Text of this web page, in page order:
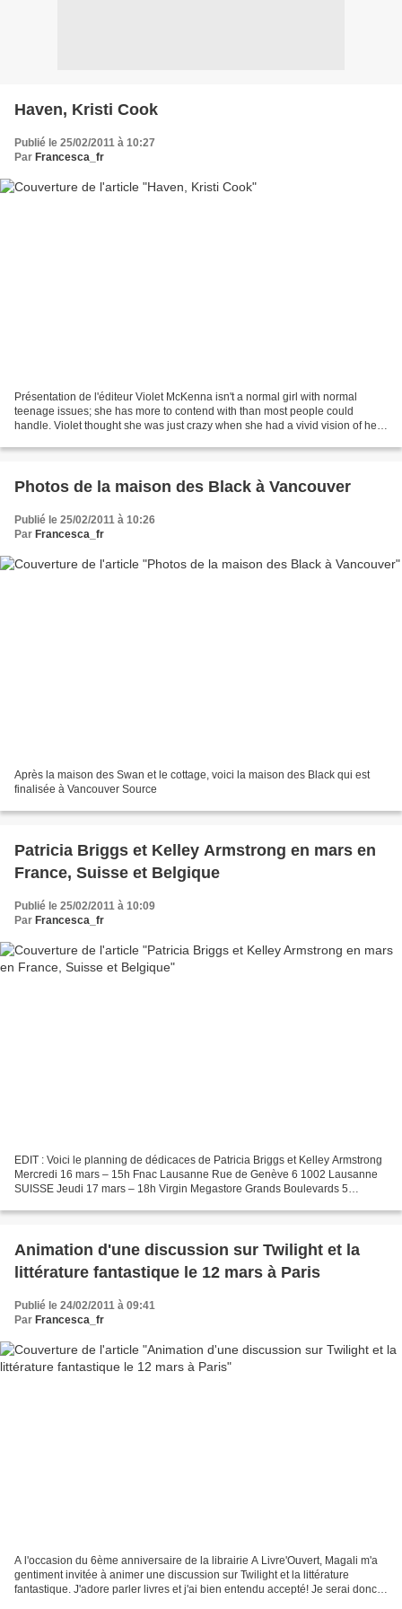
Haven, Kristi Cook
Publié le 25/02/2011 à 10:27
Par Francesca_fr
Présentation de l'éditeur Violet McKenna isn't a normal girl with normal
teenage issues; she has more to contend with than most people could
handle. Violet thought she was just crazy when she had a vivid vision of her
Photos de la maison des Black à Vancouver
Publié le 25/02/2011 à 10:26
Par Francesca_fr
Après la maison des Swan et le cottage, voici la maison des Black qui est
finalisée à Vancouver Source
Patricia Briggs et Kelley Armstrong en mars en
France, Suisse et Belgique
Publié le 25/02/2011 à 10:09
Par Francesca_fr
EDIT : Voici le planning de dédicaces de Patricia Briggs et Kelley Armstrong
Mercredi 16 mars – 15h Fnac Lausanne Rue de Genève 6 1002 Lausanne
SUISSE Jeudi 17 mars – 18h Virgin Megastore Grands Boulevards 5
Animation d'une discussion sur Twilight et la
littérature fantastique le 12 mars à Paris
Publié le 24/02/2011 à 09:41
Par Francesca_fr
A l'occasion du 6ème anniversaire de la librairie A Livre'Ouvert, Magali m'a
gentiment invitée à animer une discussion sur Twilight et la littérature
fantastique. J'adore parler livres et j'ai bien entendu accepté! Je serai donc à